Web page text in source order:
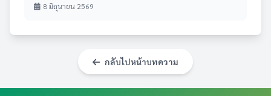
8 มิถุนายน 2569
กลับไปหน้าบทความ